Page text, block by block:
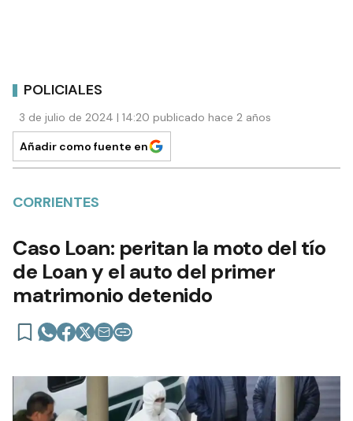
POLICIALES
3 de julio de 2024 | 14:20 publicado hace 2 años
Añadir como fuente en
CORRIENTES
Caso Loan: peritan la moto del tío
de Loan y el auto del primer
matrimonio detenido